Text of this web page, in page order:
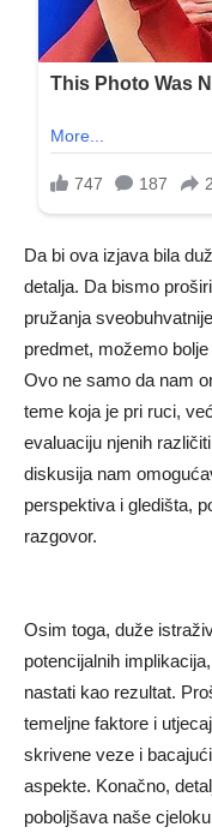
Da bi ova izjava bila
detalja. Da bismo
pružanja
predmet, možemo
Ovo ne samo da nam
teme koja je pri ruci,
evaluaciju njenih
diskusija nam
perspektiva i gledišta,
razgovor.
Osim toga, duže
potencijalnih
nastati kao rezultat.
temeljne faktore i
skrivene veze i
aspekte. Konačno,
poboljšava naše